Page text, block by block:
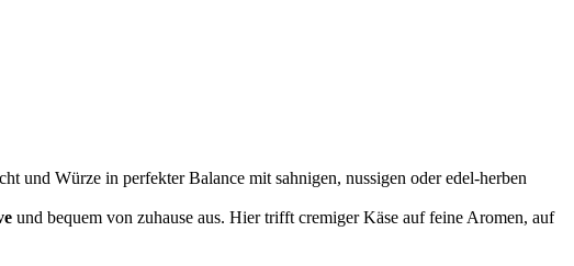
und Würze in perfekter Balance mit sahnigen, nussigen oder edel-herben
und bequem von zuhause aus. Hier trifft cremiger Käse auf feine Aromen, auf